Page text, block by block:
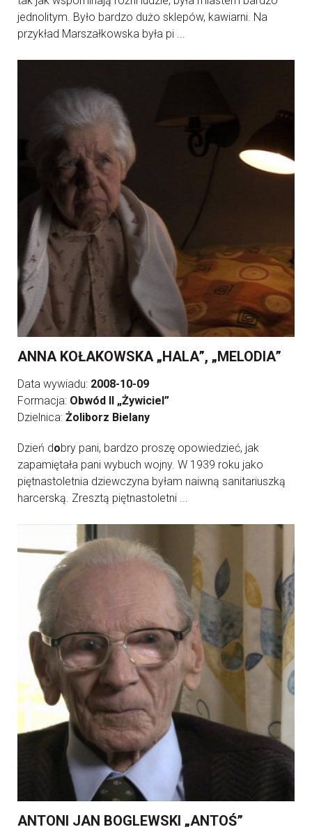
jednolitym. Było bardzo dużo sklepów, kawiarni. Na
przykład Marszałkowska była pi ...
ANNA KOŁAKOWSKA „HALA”, „MELODIA”
Data wywiadu: 2008-10-09
Formacja: Obwód II „Żywiciel”
Dzielnica: Żoliborz Bielany
Dzień dobry pani, bardzo proszę opowiedzieć, jak
zapamiętała pani wybuch wojny. W 1939 roku jako
piętnastoletnia dziewczyna byłam naiwną sanitariuszką
harcerską. Zresztą piętnastoletni ...
ANTONI JAN BOGLEWSKI „ANTOŚ”